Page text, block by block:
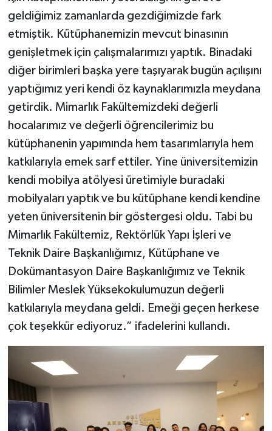
geldiğimiz zamanlarda gezdiğimizde fark
etmiştik. Kütüphanemizin mevcut binasının
genişletmek için çalışmalarımızı yaptık. Binadaki
diğer birimleri başka yere taşıyarak bugün açılışını
yaptığımız yeri kendi öz kaynaklarımızla meydana
getirdik. Mimarlık Fakültemizdeki değerli
hocalarımız ve değerli öğrencilerimiz bu
kütüphanenin yapımında hem tasarımlarıyla hem
katkılarıyla emek sarf ettiler. Yine üniversitemizin
kendi mobilya atölyesi üretimiyle buradaki
mobilyaları yaptık ve bu kütüphane kendi kendine
yeten üniversitenin bir göstergesi oldu. Tabi bu
Mimarlık Fakültemiz, Rektörlük Yapı İşleri ve
Teknik Daire Başkanlığımız, Kütüphane ve
Dokümantasyon Daire Başkanlığımız ve Teknik
Bilimler Meslek Yüksekokulumuzun değerli
katkılarıyla meydana geldi. Emeği geçen herkese
çok teşekkür ediyoruz.” ifadelerini kullandı.